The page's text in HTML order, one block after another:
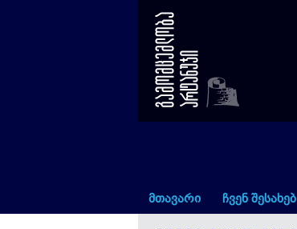
მთავარი ჩვენ შესახებ